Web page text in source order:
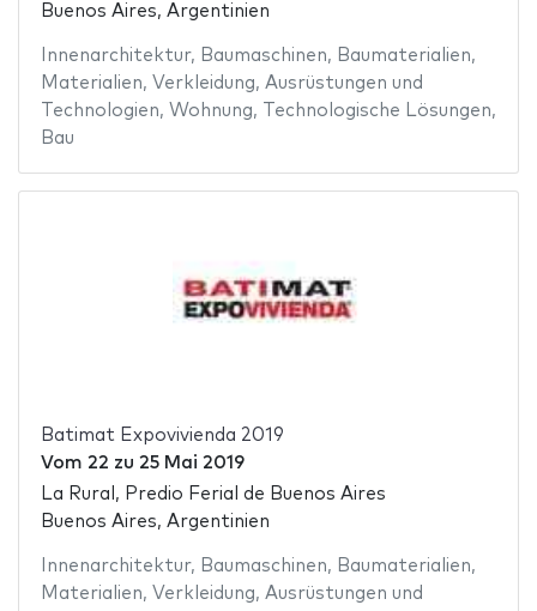
Buenos Aires, Argentinien
Innenarchitektur, Baumaschinen, Baumaterialien,
Materialien, Verkleidung, Ausrüstungen und
Technologien, Wohnung, Technologische Lösungen,
Bau
Batimat Expovivienda 2019
Vom 22 zu 25 Mai 2019
La Rural, Predio Ferial de Buenos Aires
Buenos Aires, Argentinien
Innenarchitektur, Baumaschinen, Baumaterialien,
Materialien, Verkleidung, Ausrüstungen und